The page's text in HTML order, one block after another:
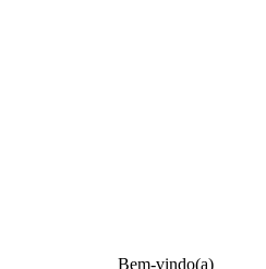
Bem-vindo(a)